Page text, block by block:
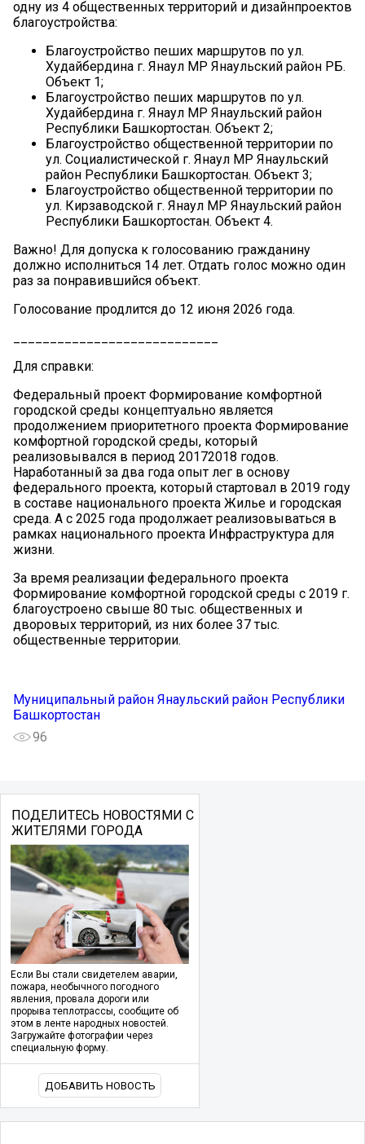
одну из 4 общественных территорий и дизайнпроектов
благоустройства:
Благоустройство пеших маршрутов по ул.
Худайбердина г. Янаул МР Янаульский район РБ.
Объект 1;
Благоустройство пеших маршрутов по ул.
Худайбердина г. Янаул МР Янаульский район
Республики Башкортостан. Объект 2;
Благоустройство общественной территории по
ул. Социалистической г. Янаул МР Янаульский
район Республики Башкортостан. Объект 3;
Благоустройство общественной территории по
ул. Кирзаводской г. Янаул МР Янаульский район
Республики Башкортостан. Объект 4.
Важно! Для допуска к голосованию гражданину
должно исполниться 14 лет. Отдать голос можно один
раз за понравившийся объект.
Голосование продлится до 12 июня 2026 года.
Для справки:
Федеральный проект Формирование комфортной
городской среды концептуально является
продолжением приоритетного проекта Формирование
комфортной городской среды, который
реализовывался в период 20172018 годов.
Наработанный за два года опыт лег в основу
федерального проекта, который стартовал в 2019 году
в составе национального проекта Жилье и городская
среда. А с 2025 года продолжает реализовываться в
рамках национального проекта Инфраструктура для
жизни.
За время реализации федерального проекта
Формирование комфортной городской среды с 2019 г.
благоустроено свыше 80 тыс. общественных и
дворовых территорий, из них более 37 тыс.
общественные территории.
Муниципальный район Янаульский район Республики
Башкортостан
96
ПОДЕЛИТЕСЬ НОВОСТЯМИ С
ЖИТЕЛЯМИ ГОРОДА
Если Вы стали свидетелем аварии,
пожара, необычного погодного
явления, провала дороги или
прорыва теплотрассы, сообщите об
этом в ленте народных новостей.
Загружайте фотографии через
специальную форму.
ДОБАВИТЬ НОВОСТЬ